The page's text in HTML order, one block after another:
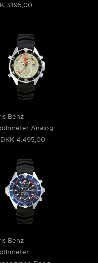
3.195,00
Benz
Analog
DKK 4.495,00
Benz